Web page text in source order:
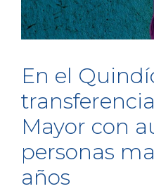
En el
Mayor con
personas
años